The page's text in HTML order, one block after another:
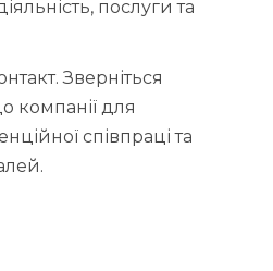
послуги та
Зверніться
компанії для
співпраці та